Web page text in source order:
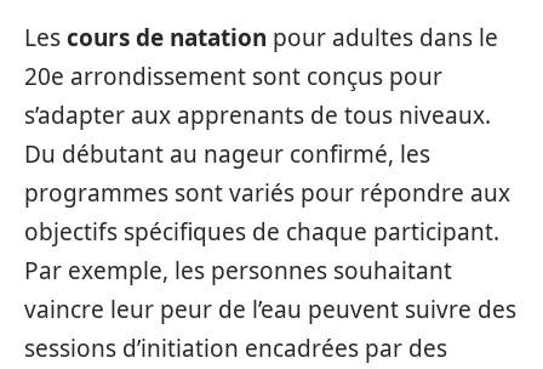
Lescours de natation pour adultes dans le
20e arrondissement sont conçus pour
s’adapter aux apprenants de tous niveaux.
Du débutant au nageur confirmé, les
programmes sont variés pour répondre aux
objectifs spécifiques de chaque participant.
Par exemple, les personnes souhaitant
vaincre leur peur de l’eau peuvent suivre des
sessions d’initiation encadrées par des